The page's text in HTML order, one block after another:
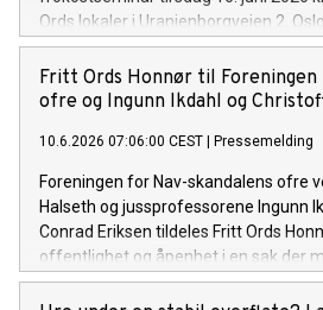
Ords lokaler i Uranienborgveien 2,
presenterer Reuters Digital News
største og viktigste
internasjonalt natt til 16. juni
Fritt Ords Honnør til Foreningen
ofre og Ingunn Ikdahl og
10.6.2026 07:06:00 CEST | Pressemelding
Foreningen for Nav-skandalens ofre
Halseth og jussprofessorene Ingunn
Conrad Eriksen tildeles Fritt Ords
offentlighet og åpenhet i en sak der
feil som har gått utover mange